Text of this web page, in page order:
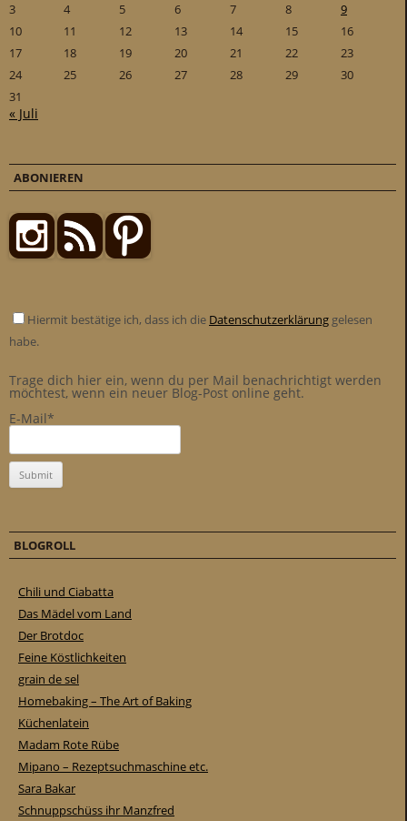
3
4 5 6 7 8
9
10
11 12 13 14 15
16
17
18 19 20 21 22
23
24
25 26 27 28 29
30
31
« Juli
ABONIEREN
Hiermit bestätige ich, dass ich die Datenschutzerklärung gelesen
habe.
Trage dich hier ein, wenn du per Mail benachrichtigt werden
möchtest, wenn ein neuer Blog-Post online geht.
E-Mail*
BLOGROLL
Chili und Ciabatta
Das Mädel vom Land
Der Brotdoc
Feine Köstlichkeiten
grain de sel
Homebaking – The Art of Baking
Küchenlatein
Madam Rote Rübe
Mipano – Rezeptsuchmaschine etc.
Sara Bakar
Schnuppschüss ihr Manzfred